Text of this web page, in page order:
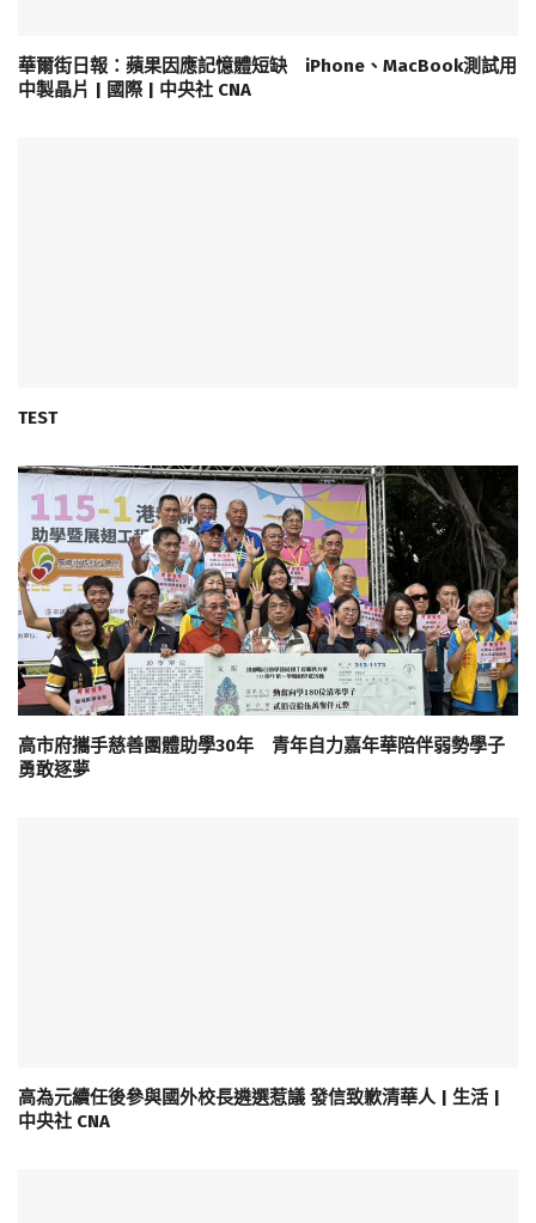
華爾街日報：蘋果因應記憶體短缺 iPhone、MacBook測試用
中製晶片 | 國際 | 中央社 CNA
TEST
高市府攜手慈善團體助學30年 青年自力嘉年華陪伴弱勢學子
勇敢逐夢
高為元續任後參與國外校長遴選惹議 發信致歉清華人 | 生活 |
中央社 CNA